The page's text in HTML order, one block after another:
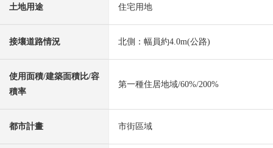
土地用途 住宅用地
接壤道路情況 北側：幅員約4.0m(公路)
使用面積/建築面積比/容
積率
第一種住居地域/60%/200%
都市計畫 市街區域